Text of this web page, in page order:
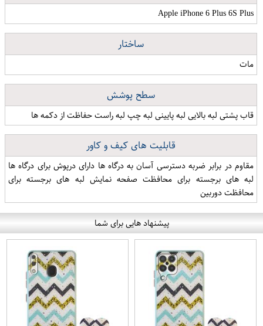
Apple iPhone 6 Plus 6S Plus
ساختار
مات
سطح پوشش
قاب پشتی لبه بالایی لبه پایینی لبه چپ لبه راست حفاظت از دکمه ها
قابلیت های کیف و کاور
مقاوم در برابر ضربه دسترسی آسان به درگاه ها دارای درپوش برای درگاه ها
لبه های برجسته برای محافظت صفحه نمایش لبه های برجسته برای
محافظت دوربین
پیشنهاد هایی برای شما